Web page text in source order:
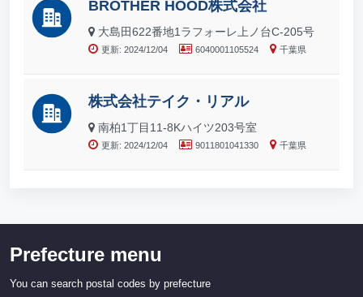
BROTHER HOOD株式会社
大島田622番地1ラフォーレ上ノ台C-205号
更新: 2024/12/04 6040001105524 千葉県
株式会社テイク・リアル
南柏1丁目11-8Kハイツ203号室
更新: 2024/12/04 9011801041330 千葉県
Prefecture menu
You can search postal codes by prefecture